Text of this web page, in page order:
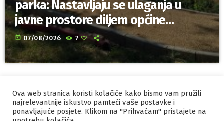
parka: Nastavljaju se ulaganja u
javne prostore diljem općine
Trnovec Bartolovečki
today 07/08/2026 7
IZRADA I HOSTINGORBIS
MARKETING
PRAVILA PRIVATNOSTI
Ova web stranica koristi kolačiće kako bismo vam pružili
najrelevantnije iskustvo pamteći vaše postavke i
ponavljajuće posjete. Klikom na "Prihvaćam" pristajete na